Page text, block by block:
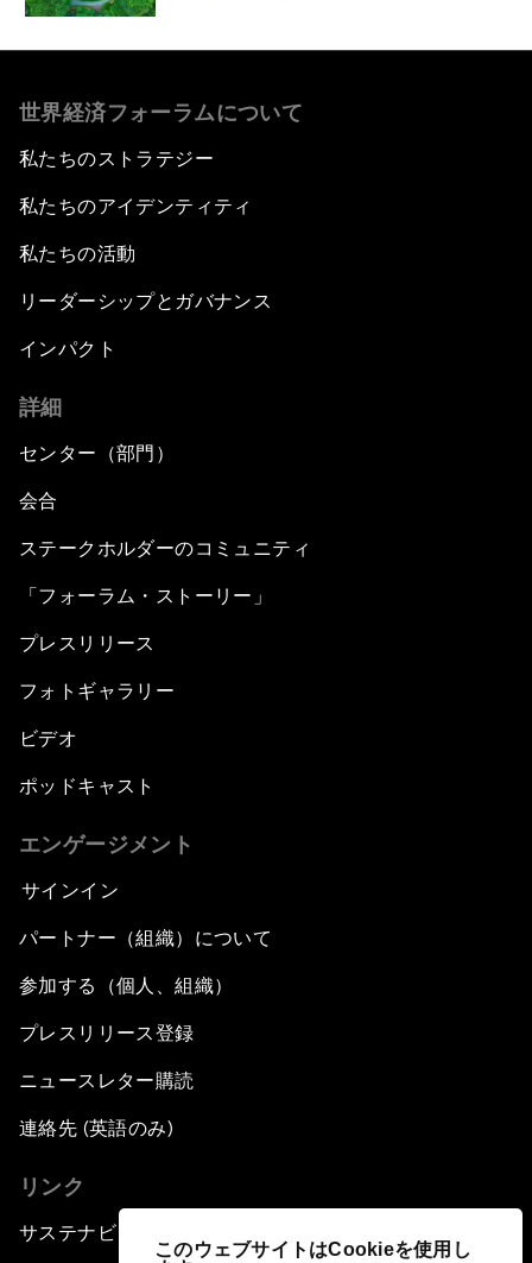
このウェブサイトはCookieを使用し
世界経済フォーラムについて
私たちのストラテジー
私たちのアイデンティティ
私たちの活動
リーダーシップとガバナンス
インパクト
詳細
センター（部門）
会合
ステークホルダーのコミュニティ
「フォーラム・ストーリー」
プレスリリース
フォトギャラリー
ビデオ
ポッドキャスト
エンゲージメント
サインイン
パートナー（組織）について
参加する（個人、組織）
プレスリリース登録
ニュースレター購読
連絡先 (英語のみ)
リンク
サステナビリティへの取り組み